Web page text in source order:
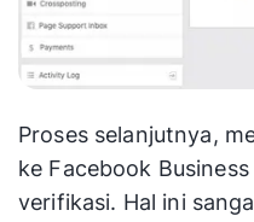
Proses selanjutnya,
ke Facebook
verifikasi. Hal ini